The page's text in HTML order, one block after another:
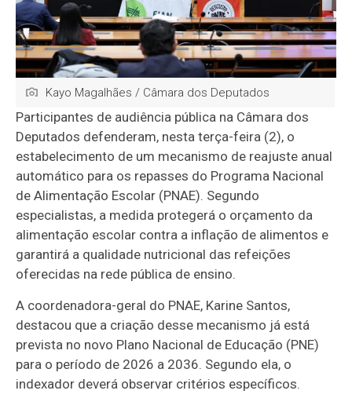
Kayo Magalhães / Câmara dos Deputados
Participantes de audiência pública na Câmara dos
Deputados defenderam, nesta terça-feira (2), o
estabelecimento de um mecanismo de reajuste anual
automático para os repasses do Programa Nacional
de Alimentação Escolar (PNAE). Segundo
especialistas, a medida protegerá o orçamento da
alimentação escolar contra a inflação de alimentos e
garantirá a qualidade nutricional das refeições
oferecidas na rede pública de ensino.
A coordenadora-geral do PNAE, Karine Santos,
destacou que a criação desse mecanismo já está
prevista no novo Plano Nacional de Educação (PNE)
para o período de 2026 a 2036. Segundo ela, o
indexador deverá observar critérios específicos.